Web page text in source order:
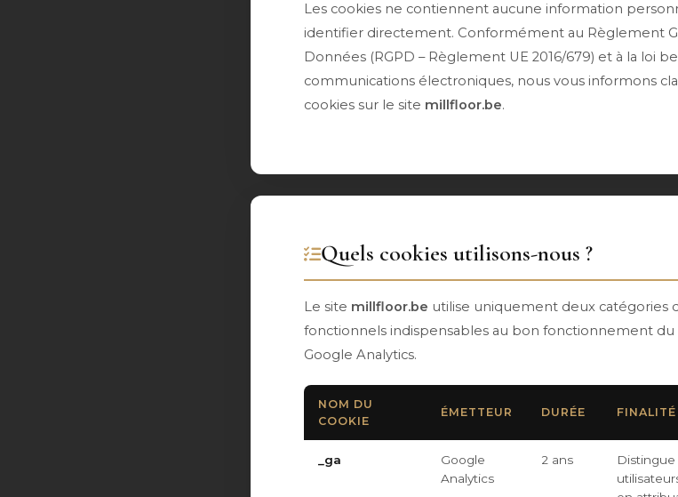
Les cookies ne contiennent aucune information
identifier directement. Conformément au Règlement
Données (RGPD – Règlement UE 2016/679) et à la loi
communications électroniques, nous vous informons
cookies sur le site millfloor.be.
Quels cookies utilisons-nous ?
Le site millfloor.be utilise uniquement deux catégories
fonctionnels indispensables au bon fonctionnement du
Google Analytics.
NOM DU
COOKIE
ÉMETTEUR DURÉE FINALITÉ
_ga
Google
Analytics
2 ans
Distingue